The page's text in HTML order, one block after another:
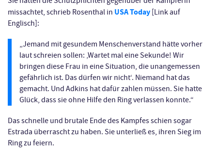
missachtet, schrieb Rosenthal in USA Today [Link auf
Englisch]:
„Jemand mit gesundem Menschenverstand hätte vorher
laut schreien sollen: ‚Wartet mal eine Sekunde! Wir
bringen diese Frau in eine Situation, die unangemessen
gefährlich ist. Das dürfen wir nicht‘. Niemand hat das
gemacht. Und Adkins hat dafür zahlen müssen. Sie hatte
Glück, dass sie ohne Hilfe den Ring verlassen konnte.“
Das schnelle und brutale Ende des Kampfes schien sogar
Estrada überrascht zu haben. Sie unterließ es, ihren Sieg im
Ring zu feiern.